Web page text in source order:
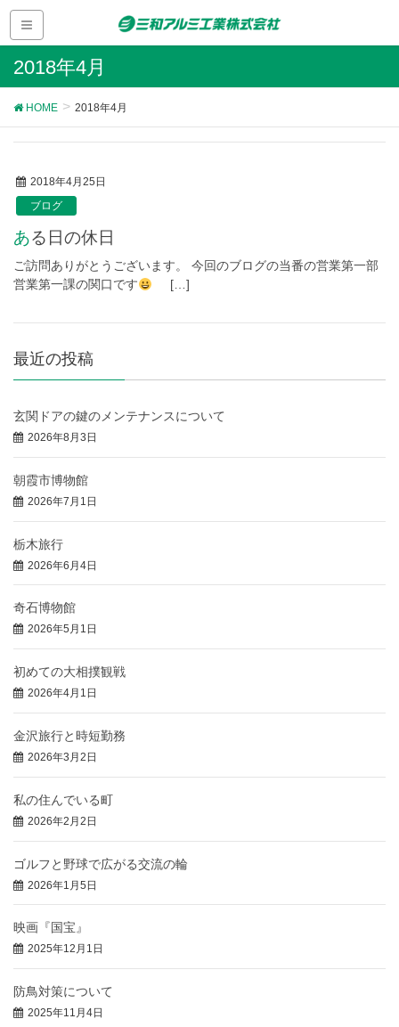
2018年4月
HOME 2018年4月
2018年4月25日
ブログ
ある日の休日
ご訪問ありがとうございます。 今回のブログの当番の営業第一部
営業第一課の関口です
[…]
最近の投稿
玄関ドアの鍵のメンテナンスについて
2026年8月3日
朝霞市博物館
2026年7月1日
栃木旅行
2026年6月4日
奇石博物館
2026年5月1日
初めての大相撲観戦
2026年4月1日
金沢旅行と時短勤務
2026年3月2日
私の住んでいる町
2026年2月2日
ゴルフと野球で広がる交流の輪
2026年1月5日
映画『国宝』
2025年12月1日
防鳥対策について
2025年11月4日